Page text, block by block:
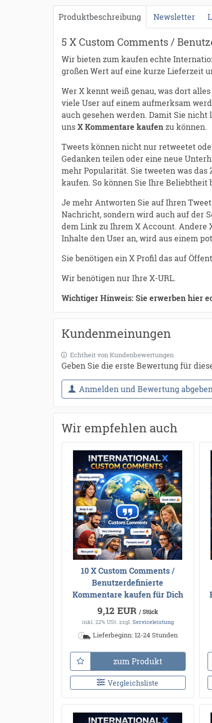
Produktbeschreibung Newsletter
5 X Custom Comments /
Wir bieten zum kaufen echte
großen Wert auf eine kurze Lieferzeit
Wer X kennt weiß genau, was dort
viele User auf einem aufmerksam
auch gesehen werden. Damit Sie nicht
unsX Kommentare kaufen zu können.
Tweets können nicht nur retweetet
Gedanken teilen oder eine neue
mehr Popularität. Sie tweeten was das
kaufen. So können Sie Ihre Beliebtheit
Je mehr Antworten Sie auf Ihren
Nachricht, sondern wird auch auf der
dem Link zu Ihrem X Account. Andere
Inhalte den User an, wird aus einem
Sie benötigen ein X Profil das auf
Wir benötigen nur Ihre X-URL.
Wichtiger Hinweis: Sie erwerben hier
Kundenmeinungen
Echtheit von Kundenbewertungen
Geben Sie die erste Bewertung für
Anmelden und Bewertung
Wir empfehlen auch
10 X Custom Comments /
Benutzerdefinierte
Kommentare kaufen für Dich
9,12 EUR/ Stück
inkl. 22% USt. zzgl. Serviceleistung
Lieferbeginn: 12-24 Stunden
zum Produkt
Vergleichsliste